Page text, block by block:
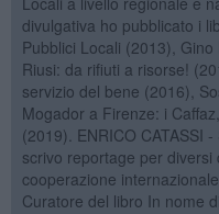
divulgativa ho pubblicato i
Pubblici Locali (2013),
Riusi: da rifiuti a risorse!
servizio del bene (2016),
Mogador a Firenze: i
(2019). ENRICO CATASSI
scrivo reportage per
cooperazione
Curatore del libro In nome